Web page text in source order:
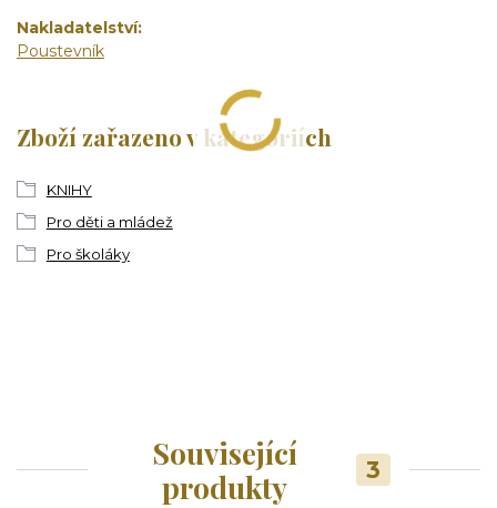
Nakladatelství
Poustevník
Zboží zařazeno v kategoriích
KNIHY
Pro děti a mládež
Pro školáky
Související
produkty
3